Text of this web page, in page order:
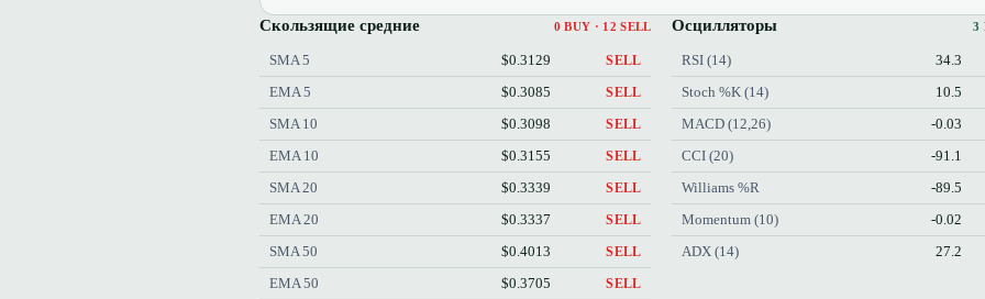
Скользящие средние 0 BUY · 12 SELL
SMA 5 $0.3129 SELL
EMA 5 $0.3085 SELL
SMA 10 $0.3098 SELL
EMA 10 $0.3155 SELL
SMA 20 $0.3339 SELL
EMA 20 $0.3337 SELL
SMA 50 $0.4013 SELL
EMA 50 $0.3705 SELL
Осцилляторы 3
RSI (14) 34.3
Stoch %K (14)
10.5
MACD (12,26)
-0.03
CCI (20)
-91.1
Williams %R
-89.5
Momentum (10)
-0.02
ADX (14)
27.2